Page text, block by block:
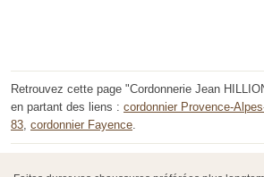
Retrouvez cette page "Cordonnerie Jean
en partant des liens : cordonnier Provence-
83, cordonnier Fayence.